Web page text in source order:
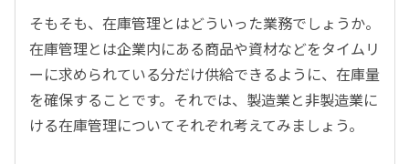
そもそも、在庫管理とはどういった業務でしょうか。
在庫管理とは企業内にある商品や資材などをタイムリ
ーに求められている分だけ供給できるように、在庫量
を確保することです。それでは、製造業と非製造業に
ける在庫管理についてそれぞれ考えてみましょう。